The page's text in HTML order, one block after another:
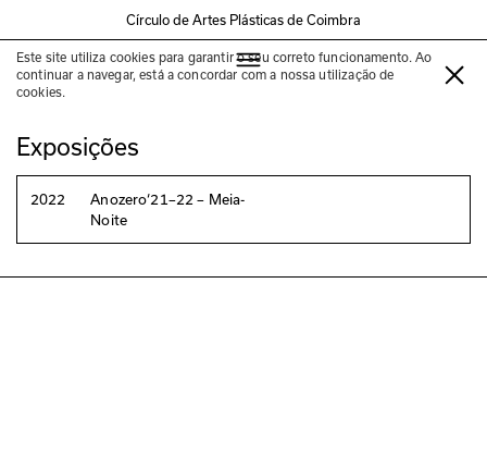
Círculo de Artes Plásticas de Coimbra
Este site utiliza cookies para garantir o seu correto funcionamento. Ao
continuar a navegar, está a concordar com a nossa utilização de
cookies.
Marinho de Pina
Exposições
2022
Anozero‘21–22 – Meia-
Noite